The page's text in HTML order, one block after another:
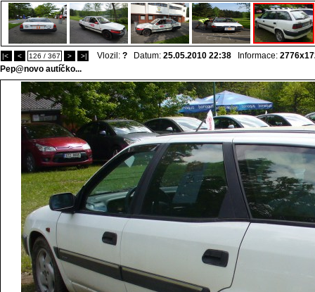
|< < 126 / 367 > >| Vlozil: ? Datum: 25.05.2010 22:38 Informace:
Pep@novo autíčko...